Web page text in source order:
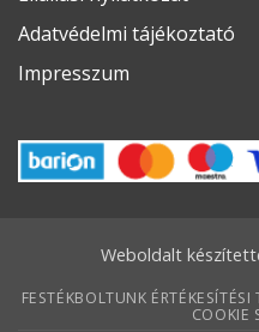
Adatvédelmi tájékoztató
Impresszum
Weboldalt
FESTÉKBOLTUNK ÉRTÉKESÍTÉSI
COOKIE